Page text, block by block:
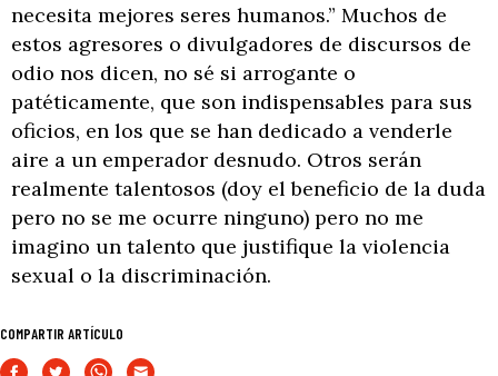
necesita mejores seres humanos.” Muchos de
estos agresores o divulgadores de discursos de
odio nos dicen, no sé si arrogante o
patéticamente, que son indispensables para sus
oficios, en los que se han dedicado a venderle
aire a un emperador desnudo. Otros serán
realmente talentosos (doy el beneficio de la duda
pero no se me ocurre ninguno) pero no me
imagino un talento que justifique la violencia
sexual o la discriminación.
COMPARTIR ARTÍCULO